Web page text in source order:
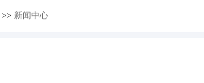
>> 新闻中心